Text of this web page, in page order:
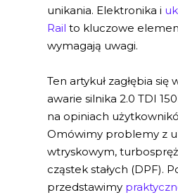
unikania. Elektronika i
Rail to kluczowe
wymagają uwagi.
Ten artykuł zagłębia się
awarie silnika 2.0 TDI
na opiniach
Omówimy problemy z
wtryskowym,
cząstek stałych (DPF).
przedstawimy